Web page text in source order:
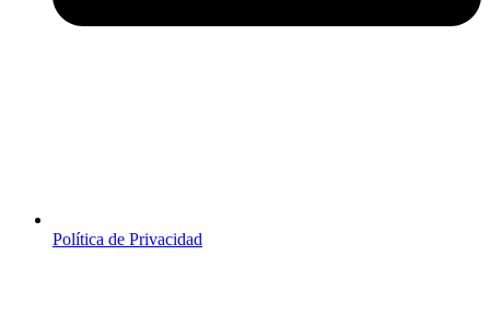
Política de Privacidad